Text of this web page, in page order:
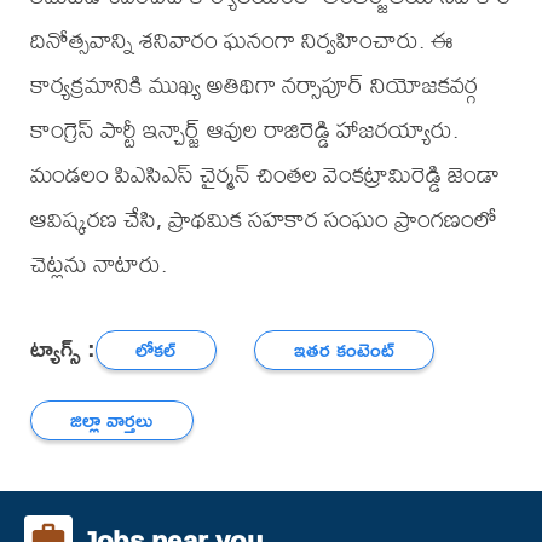
దినోత్సవాన్ని శనివారం ఘనంగా నిర్వహించారు. ఈ
కార్యక్రమానికి ముఖ్య అతిథిగా నర్సాపూర్ నియోజకవర్గ
కాంగ్రెస్ పార్టీ ఇన్చార్జ్ ఆవుల రాజిరెడ్డి హాజరయ్యారు.
మండలం పిఎసిఎస్ చైర్మన్ చింతల వెంకట్రామిరెడ్డి జెండా
ఆవిష్కరణ చేసి, ప్రాథమిక సహకార సంఘం ప్రాంగణంలో
చెట్లను నాటారు.
ట్యాగ్స్ : లోకల్
ఇతర కంటెంట్
జిల్లా వార్తలు